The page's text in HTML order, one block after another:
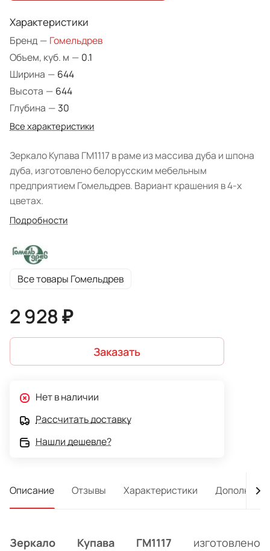
Характеристики
Бренд — Гомельдрев
Объем, куб. м — 0.1
Ширина — 644
Высота — 644
Глубина — 30
Все характеристики
Зеркало Купава ГМ1117 в раме из массива дуба и шпона
дуба, изготовлено белорусским мебельным
предприятием Гомельдрев. Вариант крашения в 4-х
цветах.
Подробности
Все товары Гомельдрев
2 928 ₽
Заказать
Нет в наличии
Рассчитать доставку
Нашли дешевле?
Описание Отзывы Характеристики
Зеркало Купава ГМ1117 изготовлено